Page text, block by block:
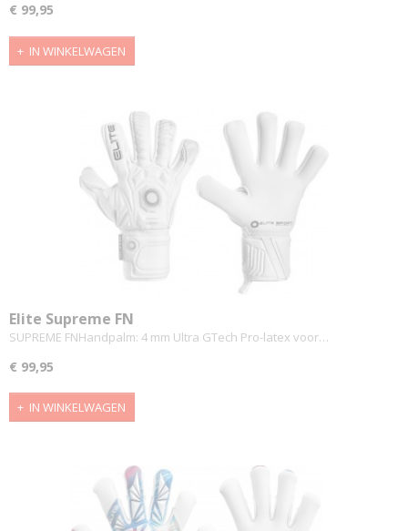
€ 99,95
IN WINKELWAGEN
Elite Supreme FN
SUPREME FNHandpalm: 4 mm Ultra GTech Pro-latex voor…
€ 99,95
IN WINKELWAGEN